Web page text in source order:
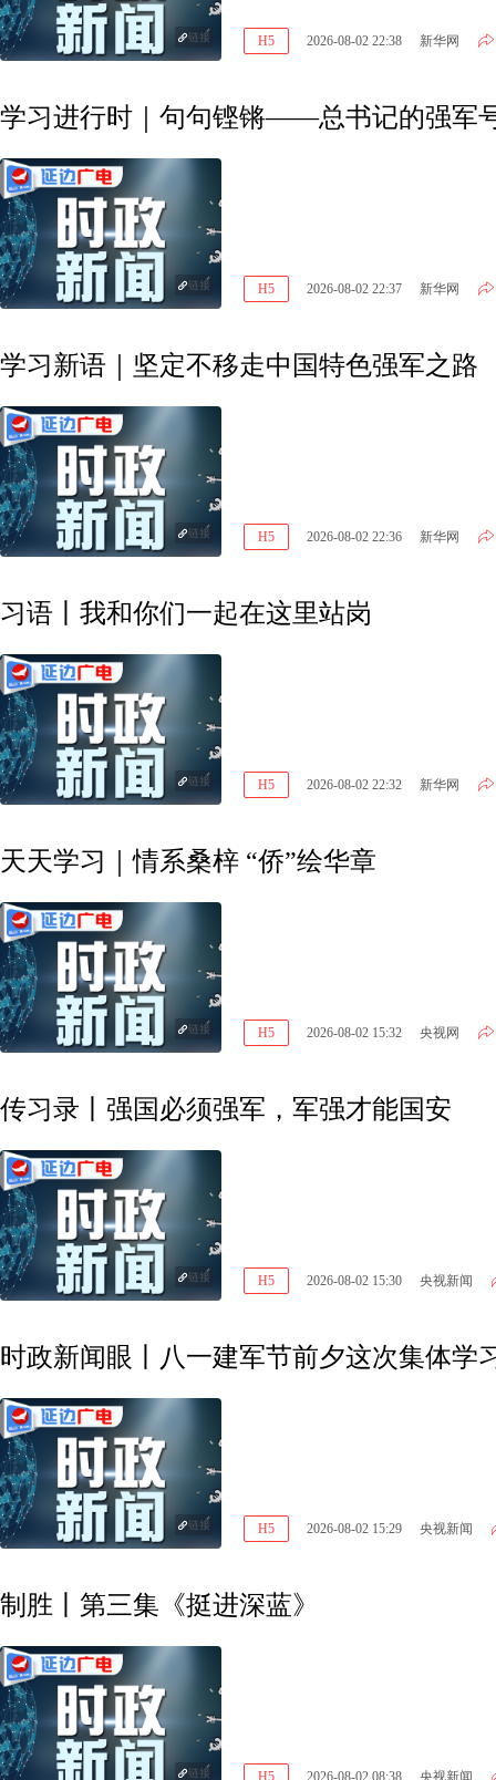
链接 H5 2026-08-02 22:38 新华网
学习进行时｜句句铿锵——总书记的强军
链接 H5 2026-08-02 22:37 新华网
学习新语｜坚定不移走中国特色强军之路
链接 H5 2026-08-02 22:36 新华网
习语丨我和你们一起在这里站岗
链接 H5 2026-08-02 22:32 新华网
天天学习｜情系桑梓 “侨”绘华章
链接 H5 2026-08-02 15:32 央视网
传习录丨强国必须强军，军强才能国安
链接 H5 2026-08-02 15:30 央视新闻
时政新闻眼丨八一建军节前夕这次集体学
链接 H5 2026-08-02 15:29 央视新闻
制胜丨第三集《挺进深蓝》
链接 H5 2026-08-02 08:38 央视新闻